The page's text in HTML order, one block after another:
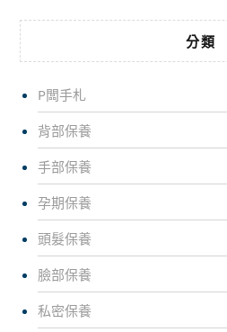
分類
P闆手札
背部保養
手部保養
孕期保養
頭髮保養
臉部保養
私密保養